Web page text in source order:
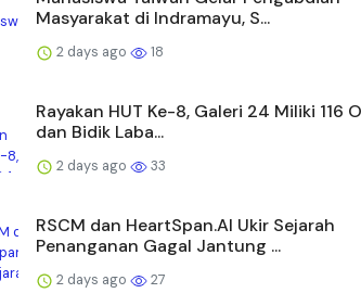
Masyarakat di Indramayu, S...
2 days ago 18
Rayakan HUT Ke-8, Galeri 24 Miliki 116
dan Bidik Laba...
2 days ago 33
RSCM dan HeartSpan.AI Ukir Sejarah
Penanganan Gagal Jantung ...
2 days ago 27